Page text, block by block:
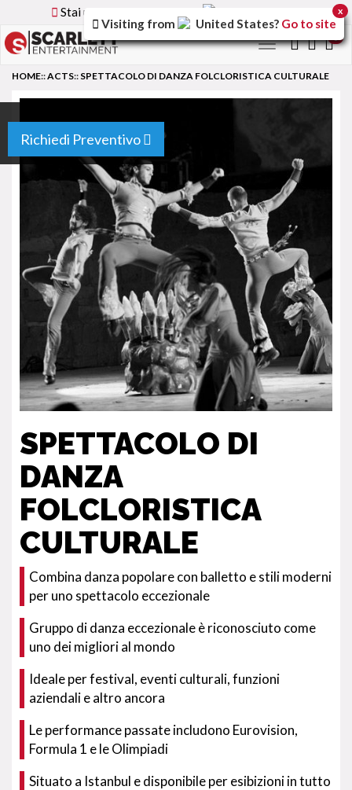
Stai utilizzando la versione
Toggle
Richiedi Preventivo
HOME::ACTS:: SPETTACOLO DI DANZA FOLCLORISTICA CULTURALE
SPETTACOLO DI
DANZA
FOLCLORISTICA
CULTURALE
Combina danza popolare con balletto e stili moderni
per uno spettacolo eccezionale
Gruppo di danza eccezionale è riconosciuto come
uno dei migliori al mondo
Ideale per festival, eventi culturali, funzioni
aziendali e altro ancora
Le performance passate includono Eurovision,
Formula 1 e le Olimpiadi
Situato a Istanbul e disponibile per esibizioni in tutto
Visiting from United States? Go to site
x